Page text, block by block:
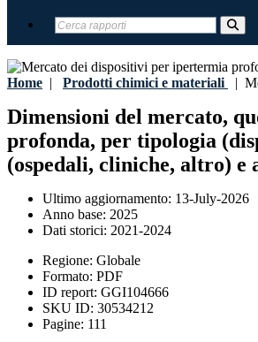
Home | Prodotti chimici e materiali |
Dimensioni del mercato,
profonda, per tipologia
(ospedali, cliniche, altro)
Ultimo aggiornamento: 13-July-2026
Anno base: 2025
Dati storici: 2021-2024
Regione: Globale
Formato: PDF
ID report: GGI104666
SKU ID: 30534212
Pagine: 111